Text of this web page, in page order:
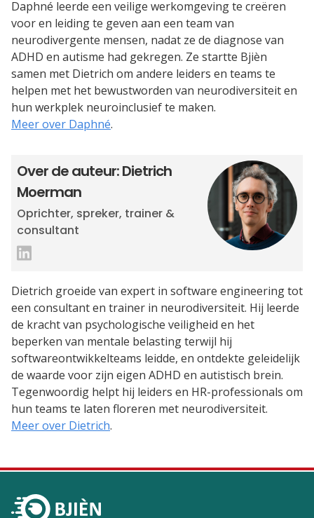
Daphné leerde een veilige werkomgeving te creëren
voor en leiding te geven aan een team van
neurodivergente mensen, nadat ze de diagnose van
ADHD en autisme had gekregen. Ze startte Bjièn
samen met Dietrich om andere leiders en teams te
helpen met het bewustworden van neurodiversiteit en
hun werkplek neuroinclusief te maken.
Meer over Daphné.
Over de auteur: Dietrich
Moerman
Oprichter, spreker, trainer &
consultant
Dietrich groeide van expert in software engineering tot
een consultant en trainer in neurodiversiteit. Hij leerde
de kracht van psychologische veiligheid en het
beperken van mentale belasting terwijl hij
softwareontwikkelteams leidde, en ontdekte geleidelijk
de waarde voor zijn eigen ADHD en autistisch brein.
Tegenwoordig helpt hij leiders en HR-professionals om
hun teams te laten floreren met neurodiversiteit.
Meer over Dietrich.